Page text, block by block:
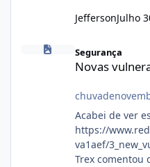
JeffersonJulho
Novas vulnerabilidades no
Segurança
Novas
Acabei de ver
https://
va1aef/
Trex comentou